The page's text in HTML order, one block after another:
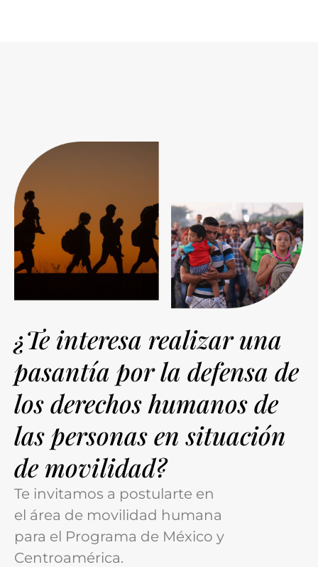
¿Te interesa realizar una
pasantía por la defensa de
los derechos humanos de
las personas en situación
de movilidad?
Te invitamos a postularte en
el área de movilidad humana
para el Programa de México y
Centroamérica.